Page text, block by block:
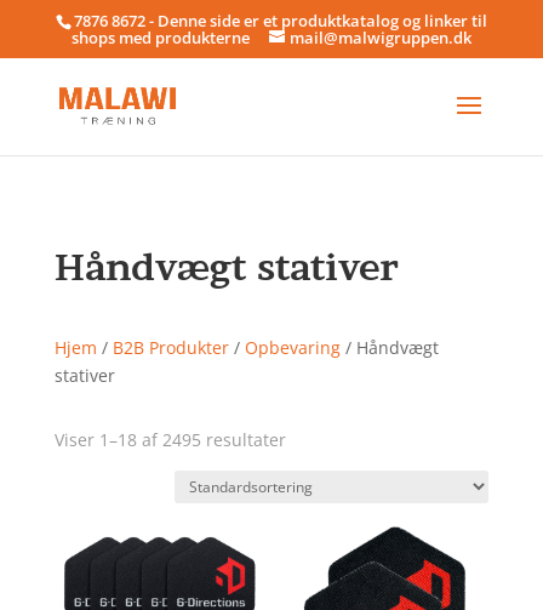
7876 8672 - Denne side er et produktkatalog og linker til
shops med produkterne mail@malwigruppen.dk
Håndvægt stativer
Hjem / B2B Produkter/ Opbevaring/ Håndvægt
stativer
Viser 1–18 af 2495 resultater